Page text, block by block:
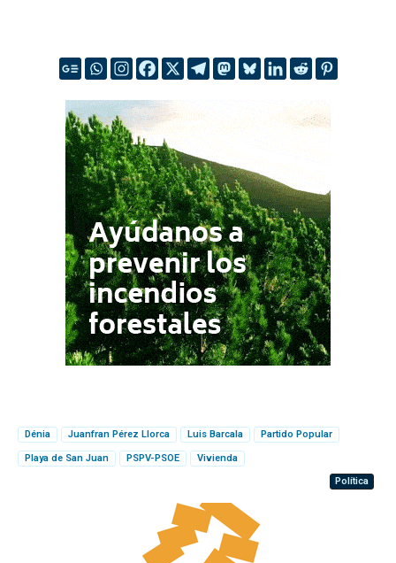
Dénia Juanfran Pérez Llorca Luis Barcala Partido Popular
Playa de San Juan PSPV-PSOE
Vivienda
Política